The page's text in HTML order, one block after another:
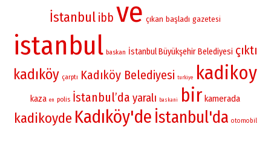
İstanbul ibb ve çıkan başladı gazetesi
istanbul baskan İstanbul Büyükşehir Belediyesi çıktı
kadıköy çarptı Kadıköy Belediyesi turkiye kadikoy
kaza en polis İstanbul’da yaralı baskani bir kamerada
kadikoyde Kadıköy'de İstanbul'da otomobil